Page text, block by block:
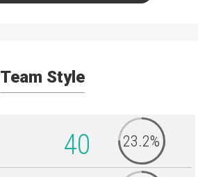
Team Style
40 23.2%